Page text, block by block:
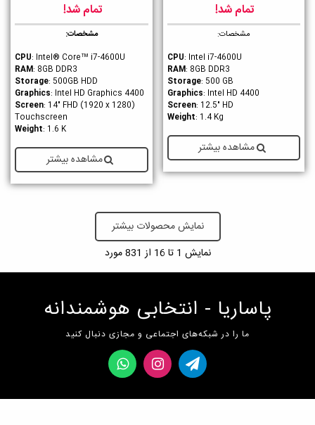
تمام شد!
مشخصات:
CPU: Intel i7-4600U
RAM: 8GB DDR3
Storage: 500 GB
Graphics: Intel HD 4400
Screen: 12.5" HD
Weight: 1.4 Kg
مشاهده بیشتر
تمام شد!
مشخصات:
CPU: Intel® Core™ i7-4600U
RAM: 8GB DDR3
Storage: 500GB HDD
Graphics: Intel HD Graphics 4400
Screen: 14" FHD (1920 x 1280)
Touchscreen
Weight: 1.6 K
مشاهده بیشتر
نمایش محصولات بیشتر
نمایش 1 تا 16 از 831 مورد
پاساریا - انتخابی هوشمندانه
ما را در شبکه‌های اجتماعی و مجازی دنبال کنید